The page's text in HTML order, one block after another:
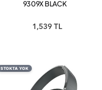
9309X BLACK
1,539 TL
STOKTA YOK